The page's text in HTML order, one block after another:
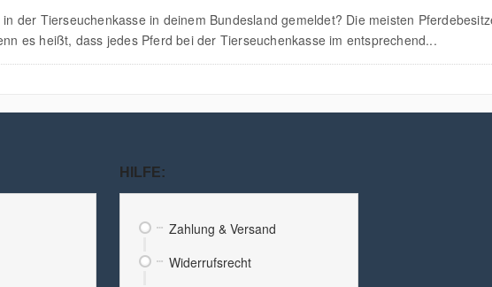
der Tierseuchenkasse in deinem Bundesland gemeldet? Die meisten
es heißt, dass jedes Pferd bei der Tierseuchenkasse im entsprechend...
HILFE:
Zahlung & Versand
Widerrufsrecht